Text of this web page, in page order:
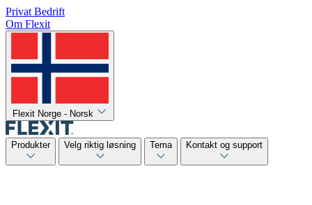
Privat Bedrift
Om Flexit
Flexit Norge - Norsk
Produkter Velg riktig løsning Tema Kontakt og support